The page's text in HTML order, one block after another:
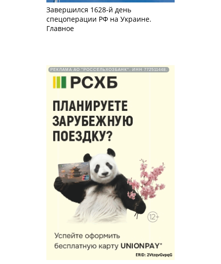
Завершился 1628-й день
спецоперации РФ на Украине.
Главное
РЕКЛАМА АО "РОССЕЛЬХОЗБАНК". ИНН 772511448.